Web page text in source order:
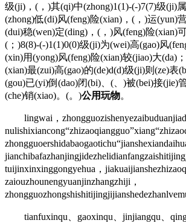
级(ji)，(，)其(qi)中(zhong)1(1)-(-)7(7)级(ji)
(zhong)低(di)风(feng)险(xian)，(，)运(yun)
(dui)稳(wen)定(ding)，(，)风(feng)险(xian)
(；)8(8)-(-)1(1)0(0)级(ji)为(wei)高(gao)风
(xin)用(yong)风(feng)险(xian)较(jiao)大(da)
(xian)最(zui)高(gao)的(de)d(d)级(ji)则(ze)表
(gou)已(yi)倒(dao)闭(bi)、(、)被(bei)接(jie)
(che)销(xiao)。(。)公用玩物。
lingwai，
tuijinxinxinggongyehua，
zaiouzhounengyuanjinzhangzhiji，
tianfuxinqu、gaoxinqu、jinjiangqu、